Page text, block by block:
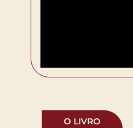
O LIVRO